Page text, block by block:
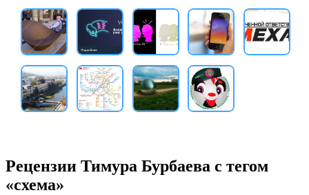
Рецензии Тимура Бурбаева с тегом
«схема»